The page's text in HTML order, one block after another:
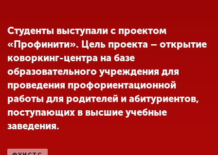
Международная
деятельность
Другие виды
деятельности
Студенческая жизнь
Студенты выступали с проектом
«Профинити». Цель проекта – открытие
коворкинг-центра на базе
образовательного учреждения для
проведения профориентационной
работы для родителей и абитуриентов,
поступающих в высшие учебные
заведения.